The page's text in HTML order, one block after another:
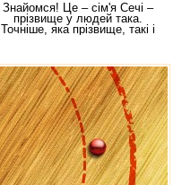
Знайомся! Це – сім'я Сечі –
прізвище у людей така.
Точніше, яка прізвище, такі і